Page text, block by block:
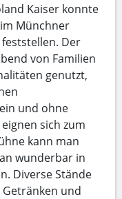
Kaiser konnte
Münchner
Der
von Familien
genutzt,
und ohne
sich zum
kann man
wunderbar in
Diverse Stände
und